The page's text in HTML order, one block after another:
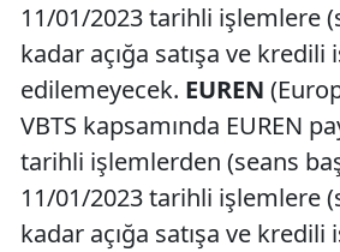
11/01/2023 tarihli işlemlere
kadar açığa satışa ve
edilemeyecek. EUREN
VBTS kapsamında EUREN
tarihli işlemlerden (seans
11/01/2023 tarihli işlemlere
kadar açığa satışa ve